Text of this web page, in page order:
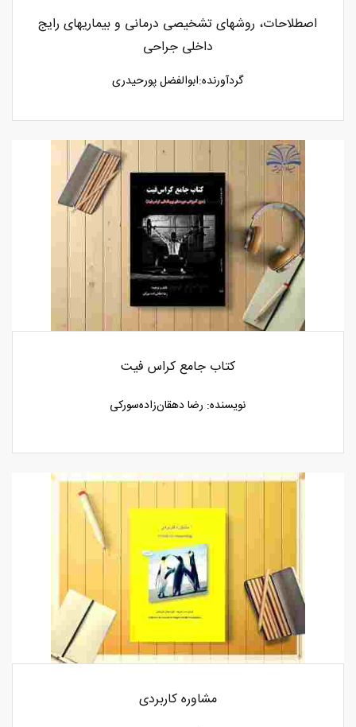
اصطلاحات، روشهای تشخیصی درمانی و بیماریهای رایج
داخلی جراحی
گردآورنده:ابوالفضل پورحیدری
کتاب جامع کراس فیت
نویسنده: رضا دهقان‌زاده‌سورکی
مشاوره کاربردی